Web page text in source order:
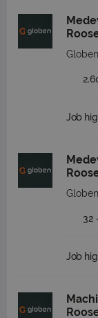
Globen
Job
Globen
32
Job